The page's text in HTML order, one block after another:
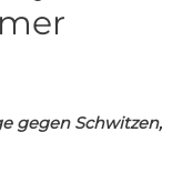
gegen Schwitzen,